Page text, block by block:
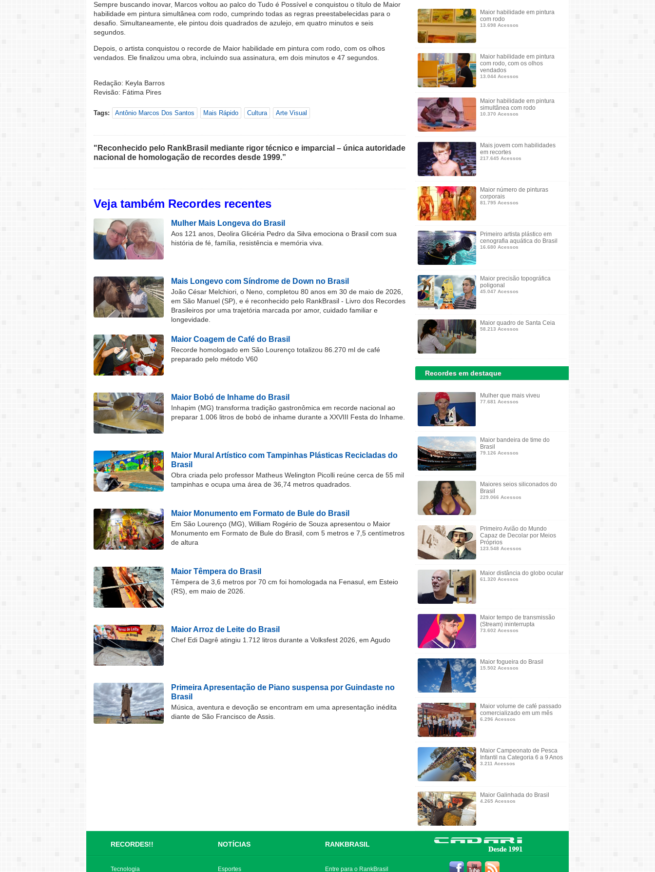
Sempre buscando inovar, Marcos voltou ao palco do Tudo é Possível e conquistou o título de Maior
habilidade em pintura simultânea com rodo, cumprindo todas as regras preestabelecidas para o
desafio. Simultaneamente, ele pintou dois quadrados de azulejo, em quatro minutos e seis
segundos.
Depois, o artista conquistou o recorde de Maior habilidade em pintura com rodo, com os olhos
vendados. Ele finalizou uma obra, incluindo sua assinatura, em dois minutos e 47 segundos.
Redação: Keyla Barros
Revisão: Fátima Pires
Tags: Antônio Marcos Dos Santos Mais Rápido Cultura Arte Visual
"Reconhecido pelo RankBrasil mediante rigor técnico e imparcial – única autoridade
nacional de homologação de recordes desde 1999.”
Veja também Recordes recentes
Mulher Mais Longeva do Brasil
Aos 121 anos, Deolira Glicéria Pedro da Silva emociona o Brasil com sua
história de fé, família, resistência e memória viva.
Mais Longevo com Síndrome de Down no Brasil
João César Melchiori, o Neno, completou 80 anos em 30 de maio de 2026,
em São Manuel (SP), e é reconhecido pelo RankBrasil - Livro dos Recordes
Brasileiros por uma trajetória marcada por amor, cuidado familiar e
longevidade.
Maior Coagem de Café do Brasil
Recorde homologado em São Lourenço totalizou 86.270 ml de café
preparado pelo método V60
Maior Bobó de Inhame do Brasil
Inhapim (MG) transforma tradição gastronômica em recorde nacional ao
preparar 1.006 litros de bobó de inhame durante a XXVIII Festa do Inhame.
Maior Mural Artístico com Tampinhas Plásticas Recicladas do
Brasil
Obra criada pelo professor Matheus Welington Picolli reúne cerca de 55 mil
tampinhas e ocupa uma área de 36,74 metros quadrados.
Maior Monumento em Formato de Bule do Brasil
Em São Lourenço (MG), William Rogério de Souza apresentou o Maior
Monumento em Formato de Bule do Brasil, com 5 metros e 7,5 centímetros
de altura
Maior Têmpera do Brasil
Têmpera de 3,6 metros por 70 cm foi homologada na Fenasul, em Esteio
(RS), em maio de 2026.
Maior Arroz de Leite do Brasil
Chef Edi Dagrê atingiu 1.712 litros durante a Volksfest 2026, em Agudo
Primeira Apresentação de Piano suspensa por Guindaste no
Brasil
Música, aventura e devoção se encontram em uma apresentação inédita
diante de São Francisco de Assis.
Maior habilidade em pintura
com rodo
13.698 Acessos
Maior habilidade em pintura
com rodo, com os olhos
vendados
13.044 Acessos
Maior habilidade em pintura
simultânea com rodo
10.370 Acessos
Mais jovem com habilidades
em recortes
217.645 Acessos
Maior número de pinturas
corporais
81.795 Acessos
Primeiro artista plástico em
cenografia aquática do Brasil
16.680 Acessos
Maior precisão topográfica
poligonal
45.047 Acessos
Maior quadro de Santa Ceia
58.213 Acessos
Recordes em destaque
Mulher que mais viveu
77.681 Acessos
Maior bandeira de time do
Brasil
79.126 Acessos
Maiores seios siliconados do
Brasil
229.066 Acessos
Primeiro Avião do Mundo
Capaz de Decolar por Meios
Próprios
123.548 Acessos
Maior distância do globo ocular
61.320 Acessos
Maior tempo de transmissão
(Stream) ininterrupta
73.602 Acessos
Maior fogueira do Brasil
15.502 Acessos
Maior volume de café passado
comercializado em um mês
6.296 Acessos
Maior Campeonato de Pesca
Infantil na Categoria 6 a 9 Anos
3.211 Acessos
Maior Galinhada do Brasil
4.265 Acessos
RECORDES!! NOTÍCIAS RANKBRASIL
Tecnologia Esportes Entre para o RankBrasil